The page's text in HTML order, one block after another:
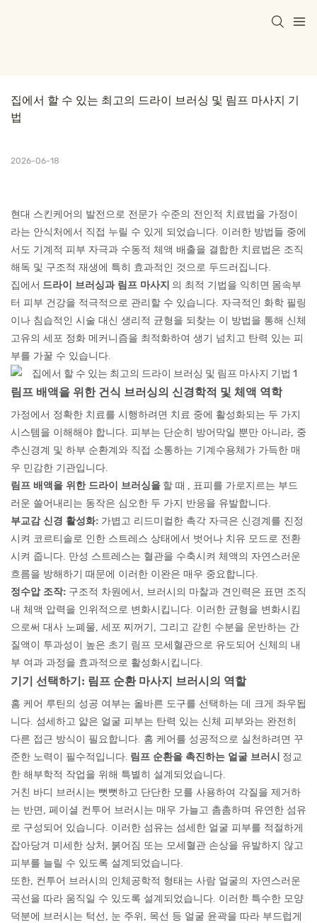
집에서 할 수 있는 최고의 드라이 브러싱 및 림프 마사지 기
법
2026-06-18
현대 스킨케어의 발전으로 전문가 수준의 전인적 치료법을 가정이
라는 안식처에서 직접 누릴 수 있게 되었습니다. 이러한 방법들 중에
서도 기계적 피부 자극과 수동적 체액 배출을 결합한 치료법은 조직
해독 및 구조적 재생에 특히 효과적인 것으로 두드러집니다.
집에서 드라이 브러싱과 림프 마사지 의 최적 기법을 익히면 몸속부
터 피부 건강을 적극적으로 관리할 수 있습니다. 자극적인 화학 필링
이나 침습적인 시술 대신 생리적 균형을 되찾는 이 방법을 통해 신체
고유의 세포 정화 메커니즘을 최적화하여 생기 넘치고 탄력 있는 피
부를 가꿀 수 있습니다.
림프 배액을 위한 건식 브러싱의 신경학적 및 체액 역학
가정에서 정확한 치료를 시행하려면 치료 중에 활성화되는 두 가지
시스템을 이해해야 합니다. 피부는 단순히 방어막일 뿐만 아니라, 중
추신경계 및 하부 순환계와 직접 소통하는 기계수용체가 가득한 매
우 민감한 기관입니다.
림프 배액을 위한 드라이 브러싱을 할 때 , 표피를 가로지르는 부드
러운 쓸어내리는 동작은 심오한 두 가지 반응을 유발합니다.
부교감 신경 활성화: 가볍고 리드미컬한 촉각 자극은 신경계를 진정
시켜 코르티솔로 인한 스트레스 상태에서 벗어나 치유 모드로 전환
시켜 줍니다. 만성 스트레스는 혈관을 수축시켜 체액의 자연스러운
흐름을 방해하기 때문에 이러한 이완은 매우 중요합니다.
정수압 조작: 구조적 차원에서, 브러시의 마찰과 견인력은 표면 조직
내 체액 압력을 인위적으로 변화시킵니다. 이러한 균형을 변화시킴
으로써 대사 노폐물, 세포 찌꺼기, 그리고 갇힌 수분을 운반하는 간
질액이 투과성이 높은 초기 림프 모세혈관으로 유도되어 신체의 내
부 여과 과정을 효과적으로 활성화시킵니다.
기기 선택하기: 림프 순환 마사지 브러시의 역할
홈 케어 루틴의 성공 여부는 올바른 도구를 선택하는 데 크게 좌우됩
니다. 섬세하고 얇은 얼굴 피부는 탄력 있는 신체 피부와는 완전히
다른 접근 방식이 필요합니다. 홈 케어를 성공적으로 실천하려면 꾸
준한 노력이 필수적입니다. 림프 순환을 촉진하는 얼굴 브러시 정교
한 해부학적 작업을 위해 특별히 설계되었습니다.
거친 바디 브러시는 뻣뻣하고 단단한 모를 사용하여 각질을 제거하
는 반면, 페이셜 컨투어 브러시는 매우 가늘고 촘촘하며 유연한 섬유
로 구성되어 있습니다. 이러한 섬유는 섬세한 얼굴 피부를 적절하게
잡아당겨 미세한 상처, 붉어짐 또는 모세혈관 손상을 유발하지 않고
피부를 늘릴 수 있도록 설계되었습니다.
또한, 컨투어 브러시의 인체공학적 형태는 사람 얼굴의 자연스러운
곡선을 따라 움직일 수 있도록 설계되었습니다. 이러한 특수한 모양
덕분에 브러시는 턱선, 눈 주위, 목선 등 얼굴 윤곽을 따라 부드럽게